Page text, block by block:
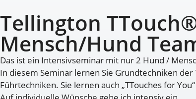
Tellington
Mensch/Hund
Das ist ein Intensivseminar mit nur 2 Hund /
In diesem Seminar lernen Sie Grundtechniken
Führtechniken. Sie lernen auch „TTouches for